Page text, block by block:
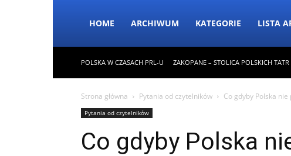
HOME ARCHIWUM KATEGORIE LISTA
POLSKA W CZASACH PRL-U ZAKOPANE – STOLICA POLSKICH TATR
Strona główna Pytania od czytelników Co gdyby Polska nie
Pytania od czytelników
Co gdyby Polska